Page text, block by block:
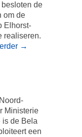
de
om de
Elhorst-
realiseren.
→
Ministerie
is de Bela
een